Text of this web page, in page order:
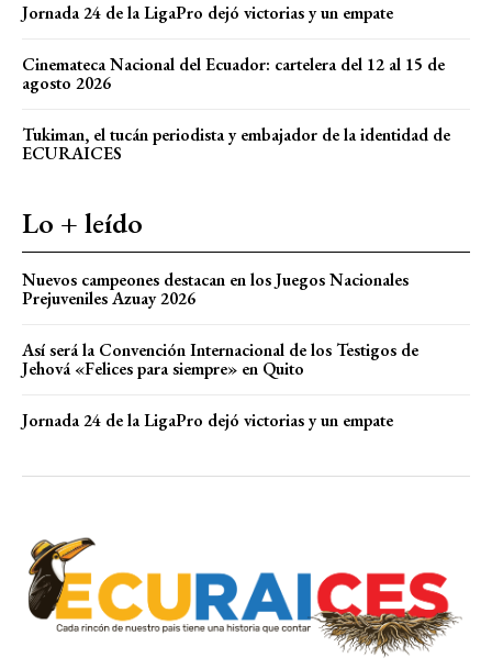
Jornada 24 de la LigaPro dejó victorias y un empate
Cinemateca Nacional del Ecuador: cartelera del 12 al 15 de
agosto 2026
Tukiman, el tucán periodista y embajador de la identidad de
ECURAICES
Lo + leído
Nuevos campeones destacan en los Juegos Nacionales
Prejuveniles Azuay 2026
Así será la Convención Internacional de los Testigos de
Jehová «Felices para siempre» en Quito
Jornada 24 de la LigaPro dejó victorias y un empate